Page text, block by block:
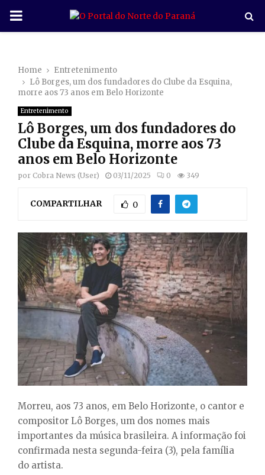
P
M
A
R
M
E
N
U
Home
Entretenimento
Lô Borges, um dos fundadores do Clube da Esquina,
morre aos 73 anos em Belo Horizonte
Entretenimento
Lô Borges, um dos fundadores do
Clube da Esquina, morre aos 73
anos em Belo Horizonte
por Cobra News (User) 03/11/2025 0 349
COMPARTILHAR 0
Morreu, aos 73 anos, em Belo Horizonte, o cantor e
compositor Lô Borges, um dos nomes mais
importantes da música brasileira. A informação foi
confirmada nesta segunda-feira (3), pela família
do artista.